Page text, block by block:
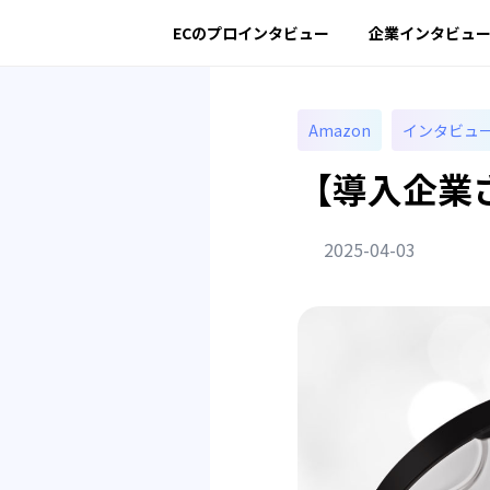
ECのプロインタビュー 企業インタビュー
Amazon インタビュ
【導入企
2025-04-03